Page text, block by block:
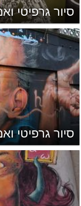
סיור גרפיטי
סיור גרפיטי